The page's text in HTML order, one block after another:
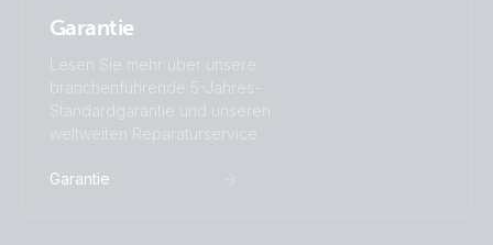
Garantie
Lesen Sie mehr über unsere
branchenführende 5-Jahres-
Standardgarantie und unseren
weltweiten Reparaturservice.
Garantie